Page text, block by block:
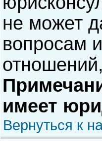
не может
вопросам
имеет
Вернуться к